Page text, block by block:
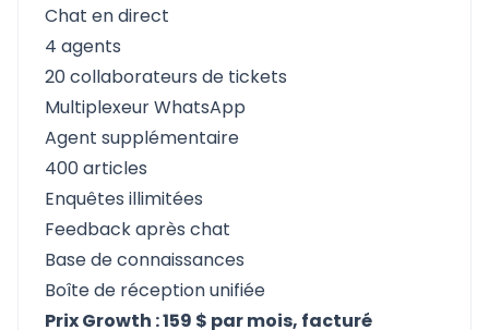
Chat en direct
4 agents
20 collaborateurs de tickets
Multiplexeur WhatsApp
Agent supplémentaire
400 articles
Enquêtes illimitées
Feedback après chat
Base de connaissances
Boîte de réception unifiée
Prix Growth : 159 $ par mois, facturé